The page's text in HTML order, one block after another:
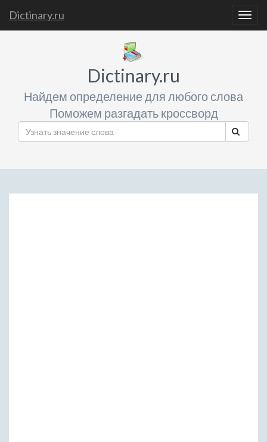
Dictinary.ru
Dictinary.ru
Найдем определение для любого слова
Поможем разгадать кроссворд